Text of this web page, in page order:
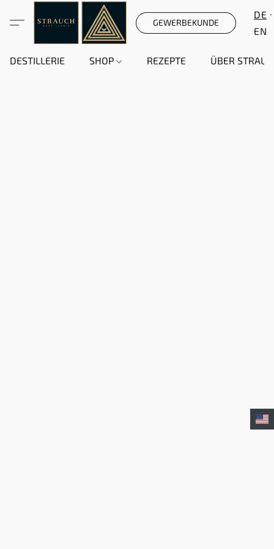
GEWERBEKUNDE
DE
EN
DESTILLERIE SHOP REZEPTE ÜBER